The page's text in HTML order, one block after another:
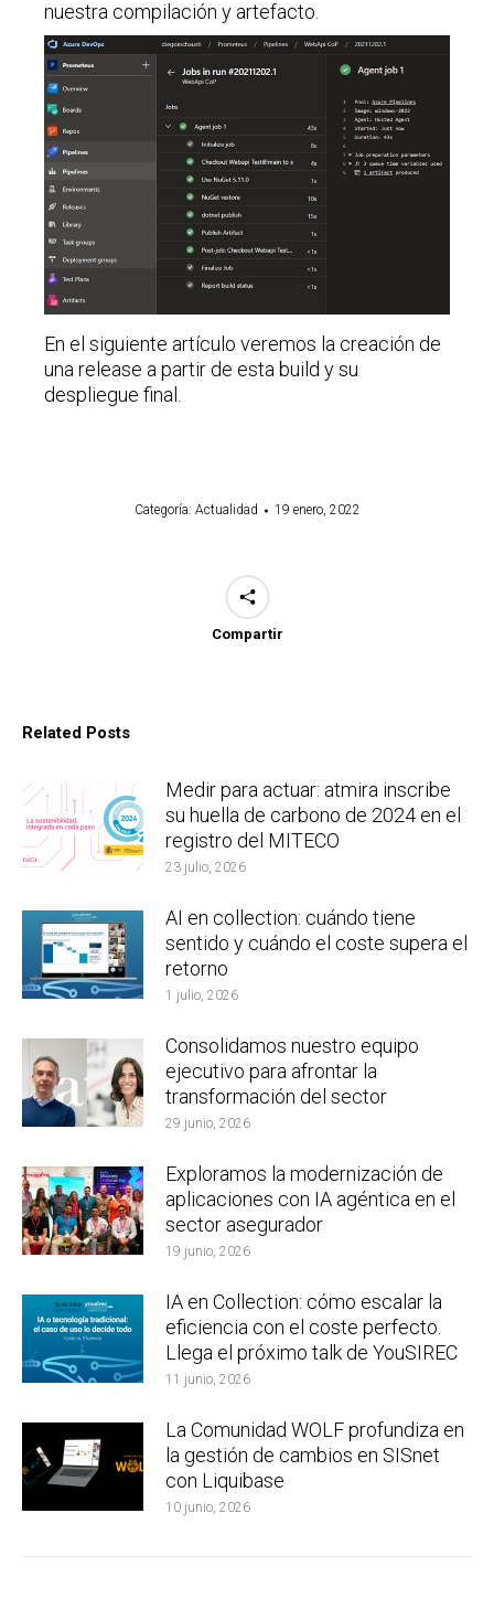
nuestra compilación y artefacto.
En el siguiente artículo veremos la creación de
una release a partir de esta build y su
despliegue final.
Categoría: Actualidad 19 enero, 2022
Compartir
Related Posts
Medir para actuar: atmira inscribe
su huella de carbono de 2024 en el
registro del MITECO
23 julio, 2026
AI en collection: cuándo tiene
sentido y cuándo el coste supera el
retorno
1 julio, 2026
Consolidamos nuestro equipo
ejecutivo para afrontar la
transformación del sector
29 junio, 2026
Exploramos la modernización de
aplicaciones con IA agéntica en el
sector asegurador
19 junio, 2026
IA en Collection: cómo escalar la
eficiencia con el coste perfecto.
Llega el próximo talk de YouSIREC
11 junio, 2026
La Comunidad WOLF profundiza en
la gestión de cambios en SISnet
con Liquibase
10 junio, 2026